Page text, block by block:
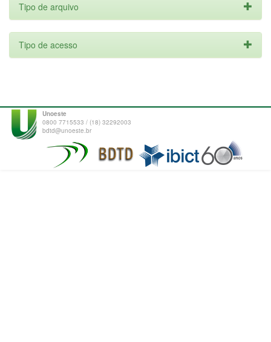
Tipo de arquivo
Tipo de acesso
Unoeste
0800 7715533 / (18) 32292003
bdtd@unoeste.br